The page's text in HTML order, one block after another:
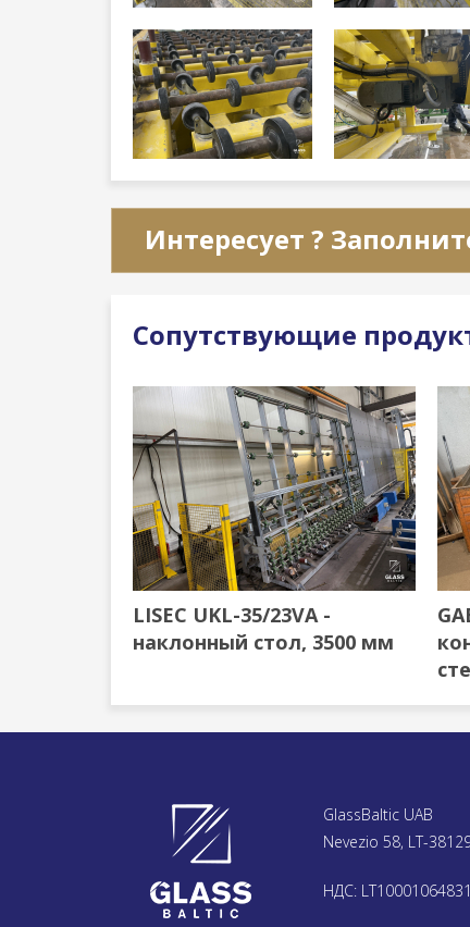
Интересует ?
Сопутствующие
LISEC UKL-35/23VA -
наклонный стол, 3500 мм
GlassBaltic UAB
Nevezio 58, LT-
НДС: